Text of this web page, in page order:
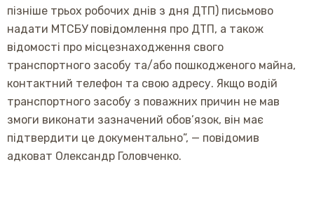
пізніше трьох робочих днів з дня ДТП) письмово
надати МТСБУ повідомлення про ДТП, а також
відомості про місцезнаходження свого
транспортного засобу та/або пошкодженого майна,
контактний телефон та свою адресу. Якщо водій
транспортного засобу з поважних причин не мав
змоги виконати зазначений обов’язок, він має
підтвердити це документально”, — повідомив
адковат Олександр Головченко.